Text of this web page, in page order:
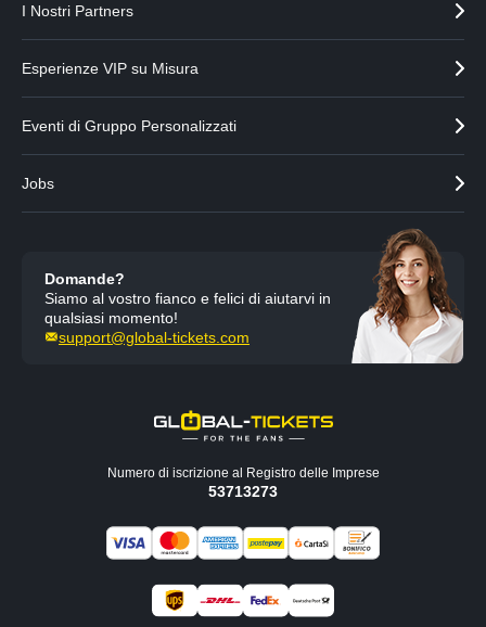
d
e
e
e
s
o
I Nostri Partners
Esperienze VIP su Misura
Eventi di Gruppo Personalizzati
Jobs
Domande?
Siamo al vostro fianco e felici di aiutarvi in
qualsiasi momento!
support@global-tickets.com
Numero di iscrizione al Registro delle Imprese
53713273